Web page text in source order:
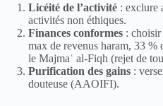
Licéité de l’activité : exclure
activités non éthiques.
Finances conformes :
max de revenus haram, 33 %
le Majmaʿ al-Fiqh (rejet de
Purification des gains :
douteuse (AAOIFI).